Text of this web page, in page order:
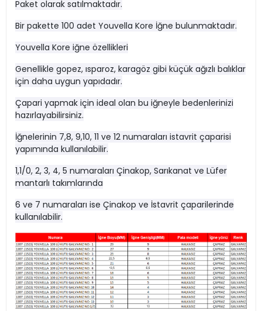
Paket olarak satılmaktadır.
Bir pakette 100 adet Youvella Kore İğne bulunmaktadır.
Youvella Kore iğne özellikleri
Genellikle gopez, ısparoz, karagöz gibi küçük ağızlı balıklar
için daha uygun yapıdadır.
Çapari yapmak için ideal olan bu iğneyle bedenlerinizi
hazırlayabilirsiniz.
İğnelerinin 7,8, 9,10, 11 ve 12 numaraları istavrit çaparisi
yapımında kullanılabilir.
1,1/0, 2, 3, 4, 5 numaraları Çinakop, Sarıkanat ve Lüfer
mantarlı takımlarında
6 ve 7 numaraları ise Çinakop ve İstavrit çaparilerinde
kullanılabilir.